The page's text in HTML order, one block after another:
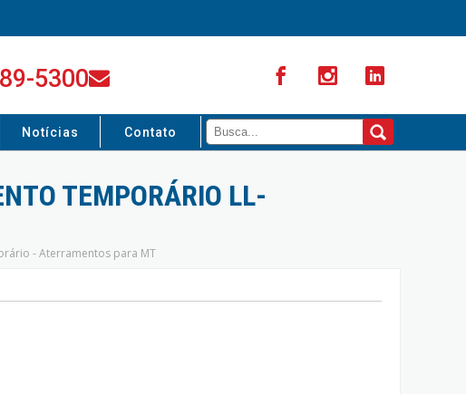
5300
Notícias Contato
TEMPORÁRIO LL-
- Aterramentos para MT